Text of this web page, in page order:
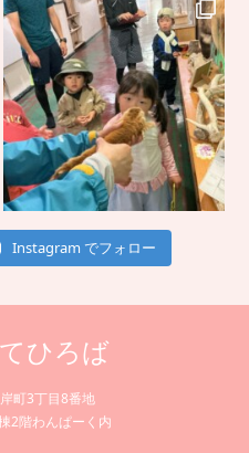
Instagram でフォロー
ひろば
町3丁目8番地
2階わんぱーく内